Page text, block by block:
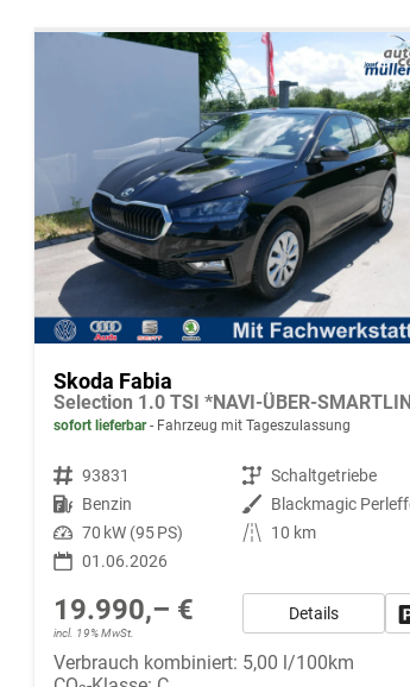
Skoda Fabia
sofort lieferbar Fahrzeug mit Tageszulassung
Fahrzeugnr. 93831 Getriebe Schaltgetriebe
Kraftstoff Benzin Außenfarbe
Leistung 70 kW (95 PS) Kilometerstand
10 km
01.06.2026
19.990,– €
incl. 19% MwSt.
Details
Verbrauch kombiniert: 5,00 l/100km